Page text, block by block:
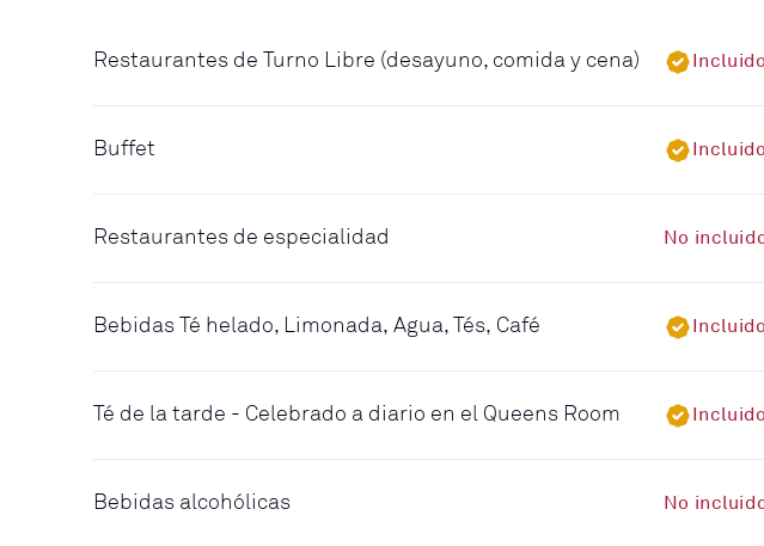
Restaurantes de Turno Libre (desayuno, comida y cena)
Buffet
Restaurantes de especialidad No
Bebidas Té helado, Limonada, Agua, Tés, Café
Té de la tarde - Celebrado a diario en el Queens Room
Bebidas alcohólicas No